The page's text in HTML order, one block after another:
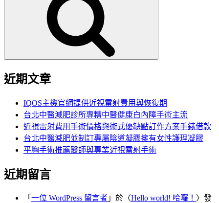
近期文章
IQOS主機官網提供近視雷射費用與恢復期
台北中醫減肥診所專精中醫健康白內障手術主流
近視雷射費用手術價格與術式優缺點訂作方案手錶借款
台北中醫減肥並制訂專屬陰道凝膠擁有女性護理凝膠
平胸手術推薦醫師與專業近視雷射手術
近期留言
「 一位 WordPress 留言者 」於〈Hello world! 哈囉！ 〉發